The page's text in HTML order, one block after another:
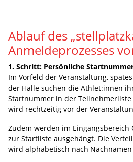
Ablauf des
Anmeldeprozesses
1. Schritt: Persönliche
Im Vorfeld der Veranstaltung,
der Halle suchen die Athlet:innen
Startnummer in der Teilnehmerliste
wird rechtzeitig vor der
Zudem werden im Eingangsbereich
zur Startliste ausgehängt. Die
wird alphabetisch nach